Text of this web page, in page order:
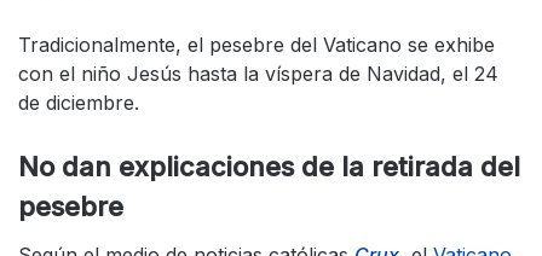
Tradicionalmente, el pesebre del Vaticano se exhibe
con el niño Jesús hasta la víspera de Navidad, el 24
de diciembre.
No dan explicaciones de la retirada del
pesebre